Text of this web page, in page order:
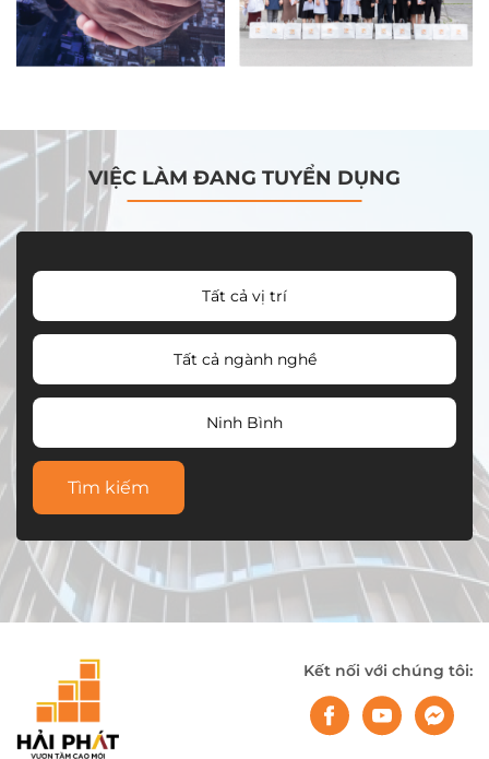
VIỆC LÀM ĐANG TUYỂN DỤNG
Tất cả vị trí
Tất cả ngành nghề
Ninh Bình
Tìm kiếm
Kết nối với chúng tôi: